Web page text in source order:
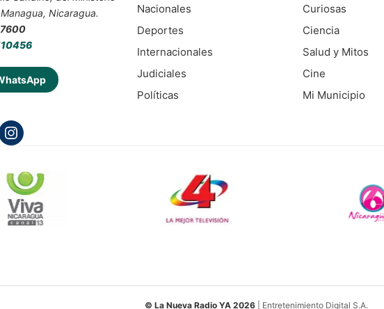
Nicaragua.
Nacionales
Deportes
Internacionales
Judiciales
Políticas
Curiosas
Ciencia
Salud y Mitos
Cine
Mi Municipio
© La Nueva Radio YA 2026 | Entretenimiento Digital S.A.